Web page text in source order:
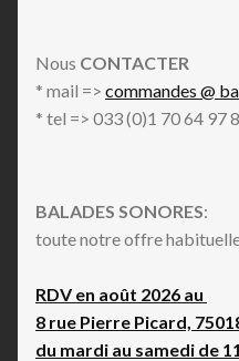
Nous CONTACTER
* mail => commandes @
* tel => 033 (0)1 70 64 97
BALADES SONORES:
toute notre offre
RDV en août 2026 au
8 rue Pierre Picard,
du mardi au samedi de